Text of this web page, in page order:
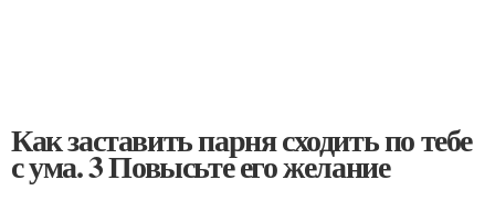
Как заставить парня сходить по тебе
с ума. 3 Повысьте его желание